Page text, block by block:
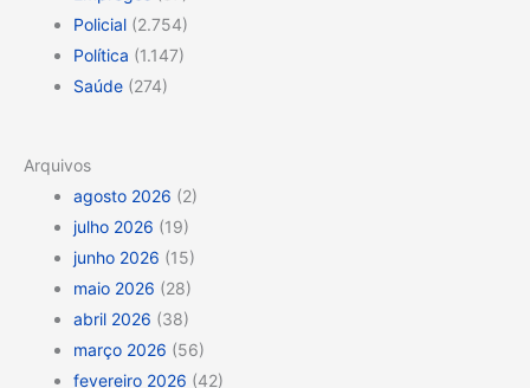
Policial (2.754)
Política (1.147)
Saúde (274)
Arquivos
agosto 2026 (2)
julho 2026 (19)
junho 2026 (15)
maio 2026 (28)
abril 2026 (38)
março 2026 (56)
fevereiro 2026 (42)